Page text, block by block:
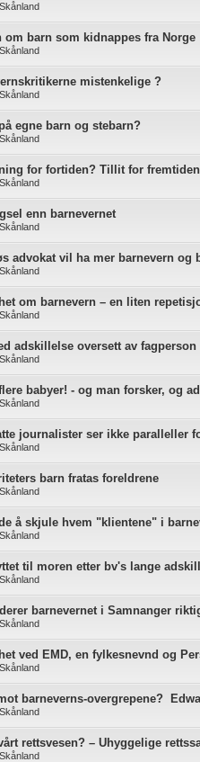
om barn som kidnappes fra Norge
mistenkelige ?
egne barn og stebarn?
for fortiden? Tillit for
enn barnevernet
advokat vil ha mer barnevern og
om barnevern – en liten
adskillelse oversett av
babyer! - og man forsker, og
journalister ser ikke paralleller
barn fratas foreldrene
å skjule hvem "klientene" i
til moren etter bv's lange
barnevernet i Samnanger
ved EMD, en fylkesnevnd og
barneverns-overgrepene?
rettsvesen? – Uhyggelige